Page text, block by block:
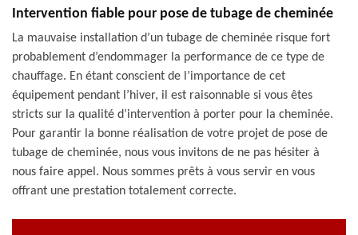
Intervention fiable pour pose de tubage de cheminée
La mauvaise installation d’un tubage de cheminée risque fort
probablement d’endommager la performance de ce type de
chauffage. En étant conscient de l’importance de cet
équipement pendant l’hiver, il est raisonnable si vous êtes
stricts sur la qualité d’intervention à porter pour la cheminée.
Pour garantir la bonne réalisation de votre projet de pose de
tubage de cheminée, nous vous invitons de ne pas hésiter à
nous faire appel. Nous sommes prêts à vous servir en vous
offrant une prestation totalement correcte.